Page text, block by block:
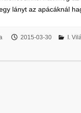
lányt az apácáknál
2015-03-30 I.